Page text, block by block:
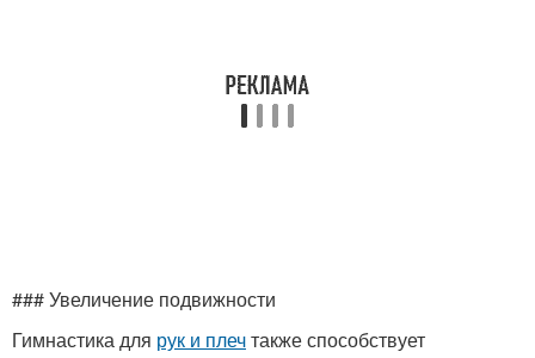
### Увеличение подвижности
Гимнастика для рук и плечтакже способствует